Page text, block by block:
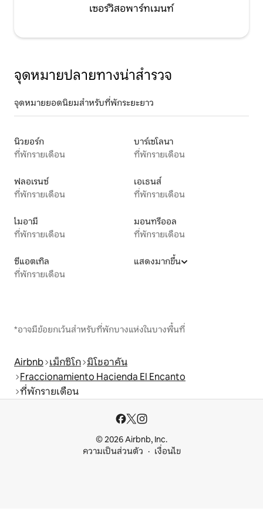
เซอร์วิสอพาร์ทเมนท์
จุดหมายปลายทางน่าสำรวจ
จุดหมายยอดนิยมสำหรับที่พักระยะยาว
นิวยอร์ก
ที่พักรายเดือน
บาร์เซโลนา
ที่พักรายเดือน
ฟลอเรนซ์
ที่พักรายเดือน
เอเธนส์
ที่พักรายเดือน
ไมอามี
ที่พักรายเดือน
มอนทรีออล
ที่พักรายเดือน
ซีแอตเทิล
ที่พักรายเดือน
แสดงมากขึ้น
*อาจมีข้อยกเว้นสำหรับที่พักบางแห่งในบางพื้นที่
Airbnb เม็กซิโก มิโชอาคัน
Fraccionamiento Hacienda El Encanto
ที่พักรายเดือน
© 2026 Airbnb, Inc.
ความเป็นส่วนตัว
เงื่อนไข